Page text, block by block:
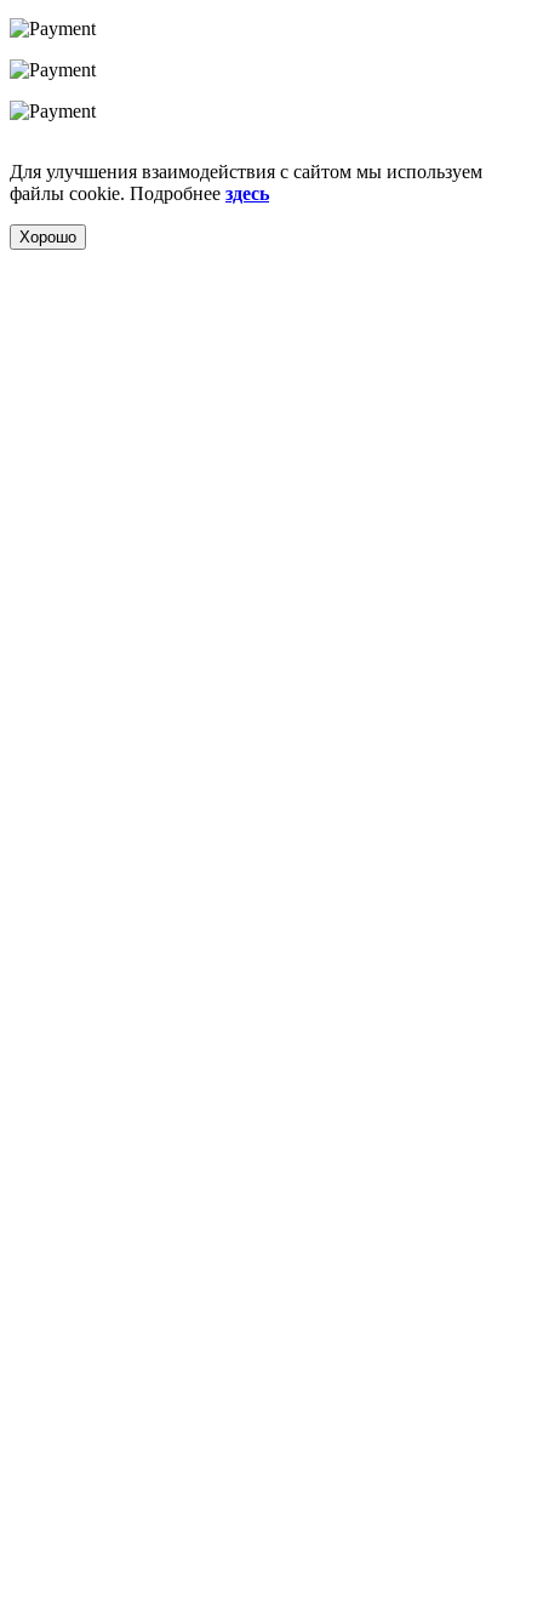
Для улучшения взаимодействия с сайтом мы используем
файлы cookie. Подробнее здесь
Хорошо